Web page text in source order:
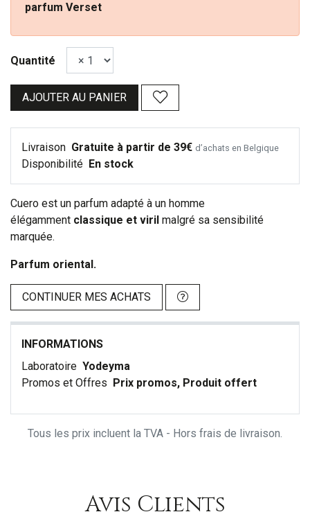
parfum Verset
Quantité
AJOUTER AU PANIER
Livraison Gratuite à partir de 39€ d’achats en Belgique
Disponibilité En stock
Cuero est un parfum adapté à un homme
élégamment classique et viril malgré sa sensibilité
marquée.
Parfum oriental.
CONTINUER MES ACHATS
INFORMATIONS
Laboratoire Yodeyma
Promos et Offres
Prix promos, Produit offert
Tous les prix incluent la TVA - Hors frais de livraison.
Avis Clients